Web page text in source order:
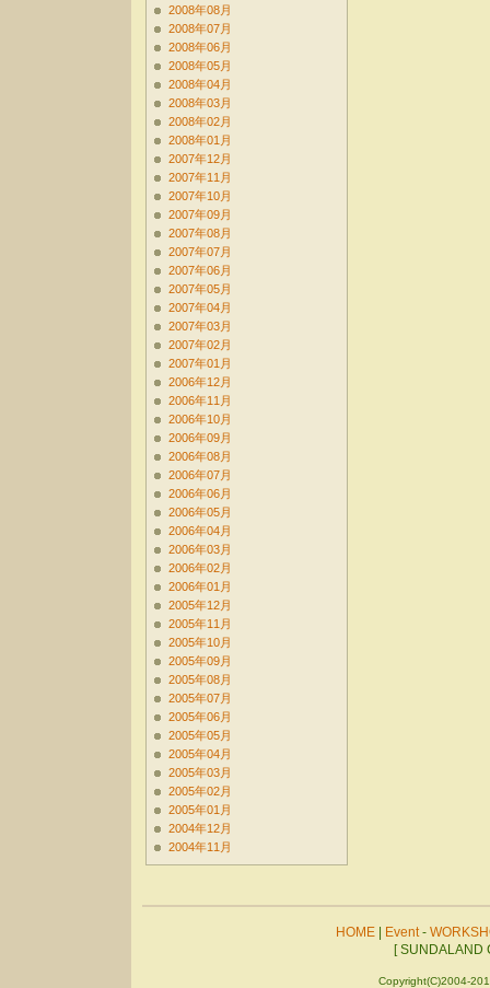
2008年08月
2008年07月
2008年06月
2008年05月
2008年04月
2008年03月
2008年02月
2008年01月
2007年12月
2007年11月
2007年10月
2007年09月
2007年08月
2007年07月
2007年06月
2007年05月
2007年04月
2007年03月
2007年02月
2007年01月
2006年12月
2006年11月
2006年10月
2006年09月
2006年08月
2006年07月
2006年06月
2006年05月
2006年04月
2006年03月
2006年02月
2006年01月
2005年12月
2005年11月
2005年10月
2005年09月
2005年08月
2005年07月
2005年06月
2005年05月
2005年04月
2005年03月
2005年02月
2005年01月
2004年12月
2004年11月
HOME| Event-
[ SUNDALAND
Copyright(C)2004-